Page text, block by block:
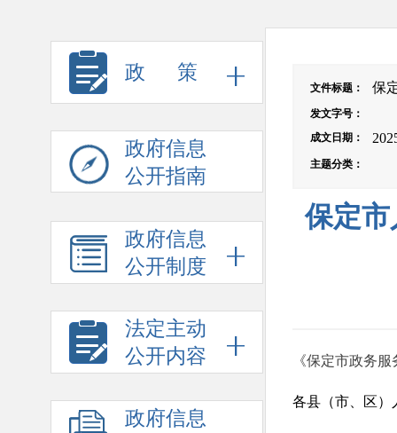
政 策
政府信息
公开指南
政府信息
公开制度
法定主动
公开内容
政府信息
文件标题 ： 保
发文字号 ：
成文日期 ：
主题分类 ：
保定
《保定市政务
各县（市、区）